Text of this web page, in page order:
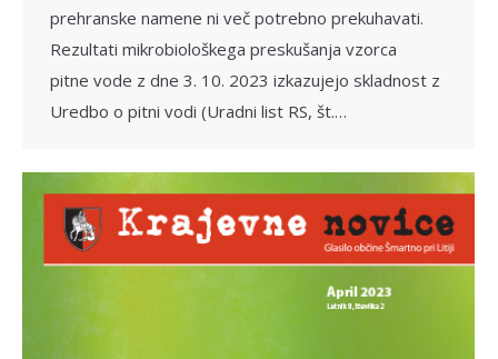
prehranske namene ni več potrebno prekuhavati.
Rezultati mikrobiološkega preskušanja vzorca
pitne vode z dne 3. 10. 2023 izkazujejo skladnost z
Uredbo o pitni vodi (Uradni list RS, št.…